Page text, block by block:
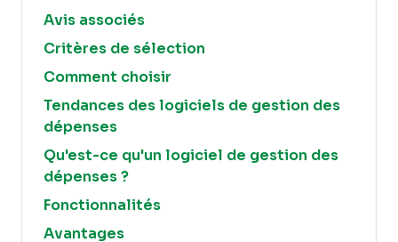
Avis associés
Critères de sélection
Comment choisir
Tendances des logiciels de gestion des
dépenses
Qu'est-ce qu'un logiciel de gestion des
dépenses ?
Fonctionnalités
Avantages